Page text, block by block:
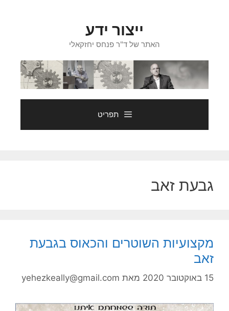
ייצור ידע
האתר של ד"ר פנחס יחזקאלי
תפריט
גבעת זאב
מקצועיות השוטרים והכאוס בגבעת
זאב
15 באוקטובר 2020 מאת yehezkeally@gmail.com